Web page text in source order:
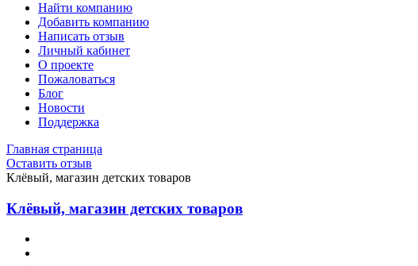
Найти компанию
Добавить компанию
Написать отзыв
Личный кабинет
О проекте
Пожаловаться
Блог
Новости
Поддержка
Главная страница
Оставить отзыв
Клёвый, магазин детских товаров
Клёвый, магазин детских товаров